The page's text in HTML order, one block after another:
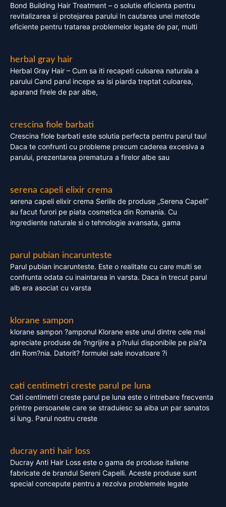
Bond Building Hair Treatment – o solutie eficienta pentru
revitalizarea si protejarea parului In cautarea unei metode
eficiente pentru tratarea problemelor legate de par, multi
herbal gray hair
Herbal Gray Hair – Cum sa iti recapeti culoarea naturala a
parului Cand parul incepe sa isi piarda treptat culoarea,
aparand firele de par albe,
crescina fiole barbati
Crescina fiole barbati este solutia perfecta pentru parul tau!
Daca te confrunti cu probleme precum caderea excesiva a
parului, prezentarea prematura a firelor albe sau
serena capeli elixir crema
serena capeli elixir crema Seriile de produse „Serena Capeli”
au facut furori pe piata cosmetica din Romania. Cu
ingrediente naturale si o tehnologie avansata, gama
parul pubian incarunteste
Parul pubian incarunteste. Este o realitate cu care multi se
confrunta odata cu inaintarea in varsta. Daca in trecut parul
alb era asociat cu varsta
klorane sampon
klorane sampon ?amponul Klorane este unul dintre cele mai
apreciate produse de ?ngrijire a p?rului disponibile pe pia?a
din Rom?nia. Datorit? formulei sale inovatoare ?i
cati centimetri creste parul pe luna
Cati centimetri creste parul pe luna este o intrebare frecventa
printre persoanele care se straduiesc sa aiba un par sanatos
si lung. Parul nostru creste
ducray anti hair loss
Ducray Anti Hair Loss este o gama de produse italiene
fabricate de brandul Sereni Capelli. Aceste produse sunt
special concepute pentru a rezolva problemele legate